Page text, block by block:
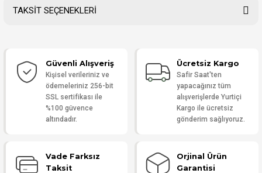
Yorum Yaz
TAKSİT SEÇENEKLERİ
Güvenli Alışveriş
Kişisel verileriniz ve
ödemeleriniz 256-bit
SSL sertifikası ile
%100 güvence
altındadır.
Ücretsiz Kargo
Safir Saat'ten
yapacağınız tüm
alışverişlerde Yurtiçi
Kargo ile ücretsiz
gönderim sağlıyoruz.
Vade Farksız
Taksit
Orjinal Ürün
Garantisi